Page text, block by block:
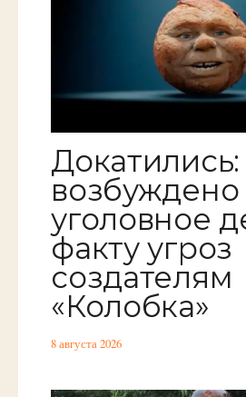
Докатились:
возбуждено
уголовное
факту угроз
создателям
«Колобка»
8 августа 2026